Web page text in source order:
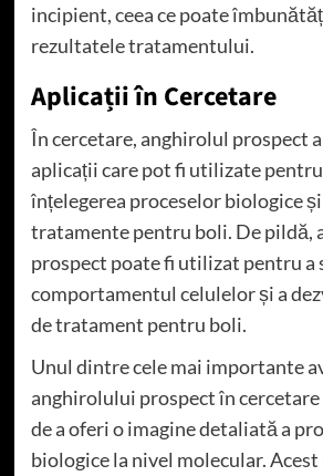
incipient, ceea ce poate
rezultatele tratamentului.
Aplicații în Cercetare
În cercetare, anghirolul prospect
aplicații care pot fi utilizate
înțelegerea proceselor biologice
tratamente pentru boli. De pildă,
prospect poate fi utilizat pentru a
comportamentul celulelor și a
de tratament pentru boli.
Unul dintre cele mai importante
anghirolului prospect în cercetare
de a oferi o imagine detaliată a
biologice la nivel molecular.